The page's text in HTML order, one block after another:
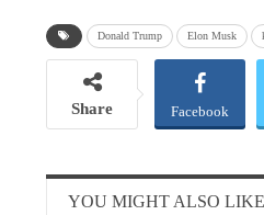
Donald Trump Elon Musk
Share Facebook
YOU MIGHT ALSO LIKE